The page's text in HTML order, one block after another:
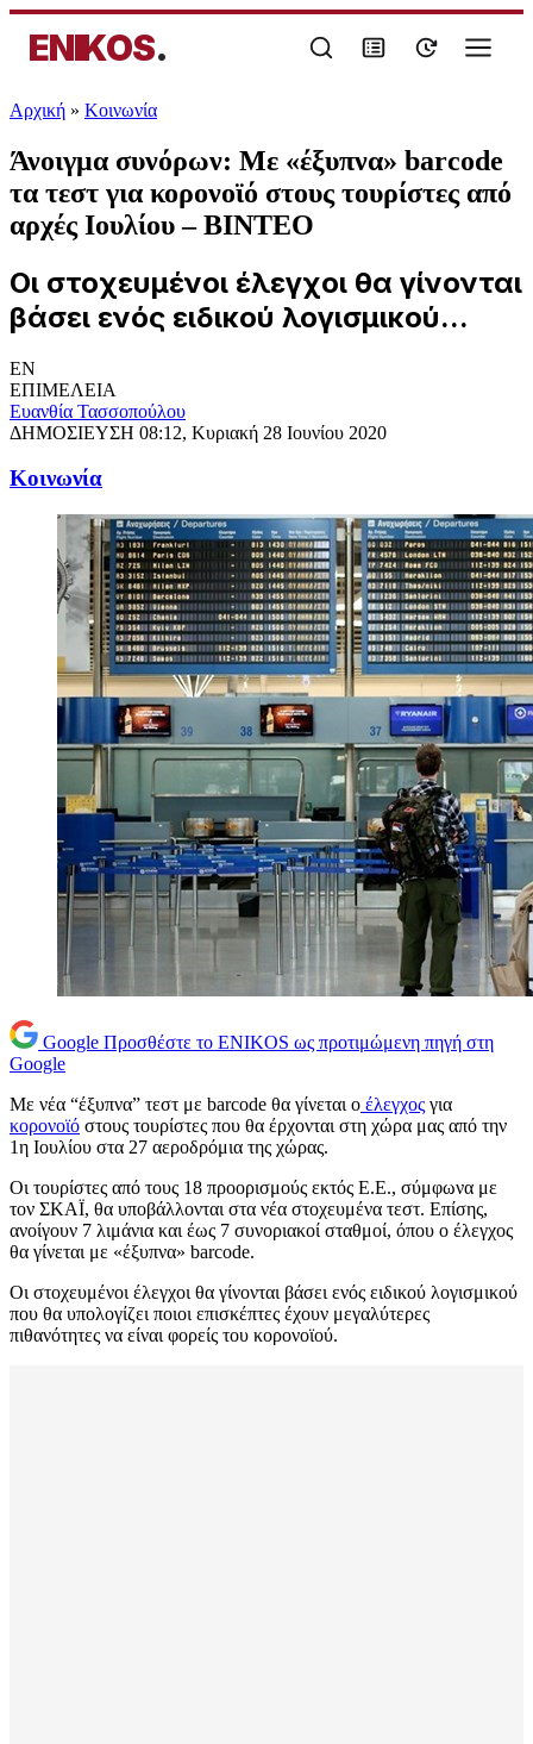
ENIKOS.
Αρχική » Κοινωνία
Άνοιγμα συνόρων: Με «έξυπνα» barcode
τα τεστ για κορονοϊό στους τουρίστες από
αρχές Ιουλίου – ΒΙΝΤΕΟ
Οι στοχευμένοι έλεγχοι θα γίνονται
βάσει ενός ειδικού λογισμικού...
EN
ΕΠΙΜΕΛΕΙΑ
Ευανθία Τασσοπούλου
ΔΗΜΟΣΙΕΥΣΗ 08:12, Κυριακή 28 Ιουνίου 2020
Κοινωνία
Google Προσθέστε το ENIKOS ως προτιμώμενη πηγή στη
Google
Με νέα “έξυπνα” τεστ με barcode θα γίνεται ο έλεγχος για
κορονοϊό στους τουρίστες που θα έρχονται στη χώρα μας από την
1η Ιουλίου στα 27 αεροδρόμια της χώρας.
Οι τουρίστες από τους 18 προορισμούς εκτός Ε.Ε., σύμφωνα με
τον ΣΚΑΪ, θα υποβάλλονται στα νέα στοχευμένα τεστ. Επίσης,
ανοίγουν 7 λιμάνια και έως 7 συνοριακοί σταθμοί, όπου ο έλεγχος
θα γίνεται με «έξυπνα» barcode.
Οι στοχευμένοι έλεγχοι θα γίνονται βάσει ενός ειδικού λογισμικού
που θα υπολογίζει ποιοι επισκέπτες έχουν μεγαλύτερες
πιθανότητες να είναι φορείς του κορονοϊού.